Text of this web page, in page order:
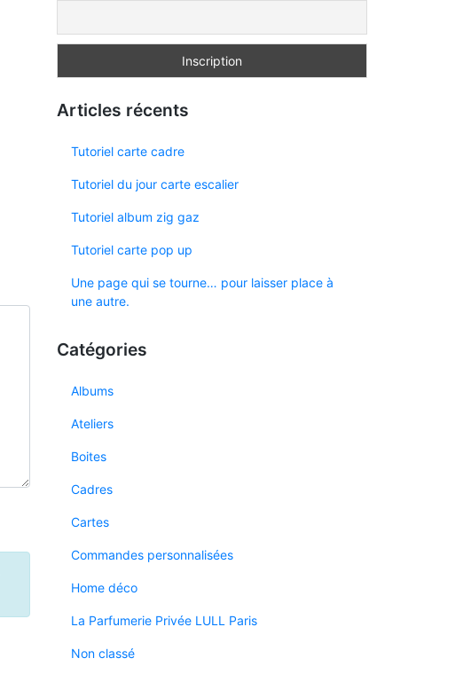
Articles récents
Tutoriel carte cadre
Tutoriel du jour carte escalier
Tutoriel album zig gaz
Tutoriel carte pop up
Une page qui se tourne… pour laisser place à
une autre.
Catégories
Albums
Ateliers
Boites
Cadres
Cartes
Commandes personnalisées
Home déco
La Parfumerie Privée LULL Paris
Non classé